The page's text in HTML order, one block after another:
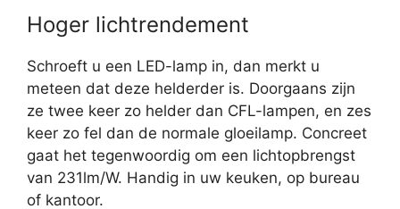
Hoger lichtrendement
Schroeft u een LED-lamp in, dan merkt u
meteen dat deze helderder is. Doorgaans zijn
ze twee keer zo helder dan CFL-lampen, en zes
keer zo fel dan de normale gloeilamp. Concreet
gaat het tegenwoordig om een lichtopbrengst
van 231lm/W. Handig in uw keuken, op bureau
of kantoor.